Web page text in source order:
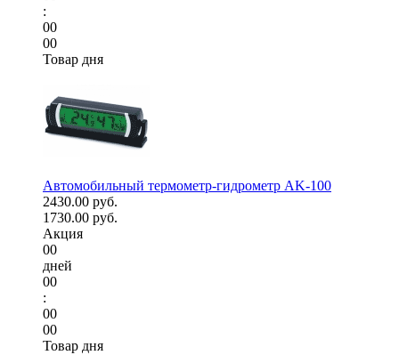
:
00
00
Товар дня
Автомобильный термометр-гидрометр AK-100
2430.00 руб.
1730.00 руб.
Акция
00
дней
00
:
00
00
Товар дня